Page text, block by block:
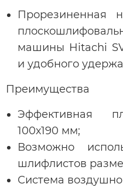
Прорезиненная
машины Hitachi
и удобного
Преимущества
Эффективная
100х190 мм;
Возможно
шлифлистов
Система